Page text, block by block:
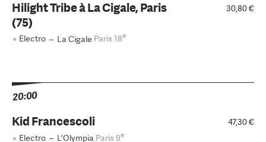
30,80 €
Hilight Tribe à La Cigale, Paris
(75)
Electro – La Cigale Paris 18e
20:00
47,30 €
Kid Francescoli
Electro – L'Olympia Paris 9e